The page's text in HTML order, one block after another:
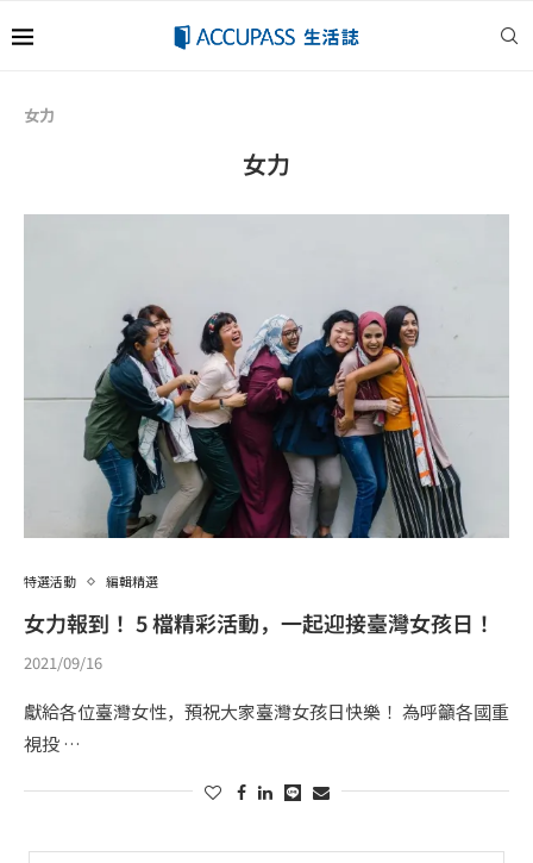
女力
女力
特選活動 編輯精選
女力報到！ 5 檔精彩活動，一起迎接臺灣女孩日！
2021/09/16
獻給各位臺灣女性，預祝大家臺灣女孩日快樂！ 為呼籲各國重
視投 …